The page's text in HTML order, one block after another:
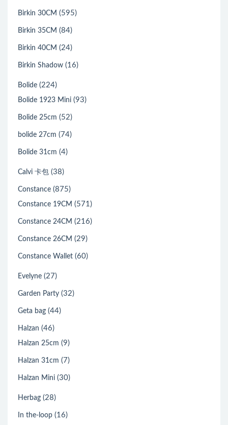
Birkin 30CM (595)
Birkin 35CM (84)
Birkin 40CM (24)
Birkin Shadow (16)
Bolide (224)
Bolide 1923 Mini (93)
Bolide 25cm (52)
bolide 27cm (74)
Bolide 31cm (4)
Calvi 卡包 (38)
Constance (875)
Constance 19CM (571)
Constance 24CM (216)
Constance 26CM (29)
Constance Wallet (60)
Evelyne (27)
Garden Party (32)
Geta bag (44)
Halzan (46)
Halzan 25cm (9)
Halzan 31cm (7)
Halzan Mini (30)
Herbag (28)
In the-loop (16)